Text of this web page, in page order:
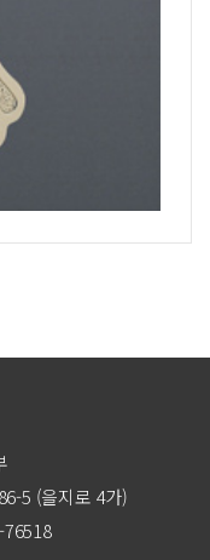
5 (을지로 4가)